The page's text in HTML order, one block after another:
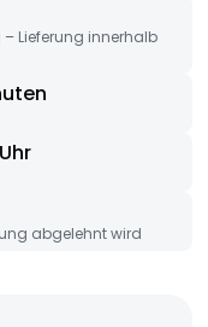
Lieferung innerhalb
abgelehnt wird